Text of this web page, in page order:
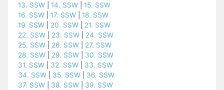
13. SSW |14. SSW |15. SSW
16. SSW |17. SSW |18. SSW
19. SSW
20. SSW
21. SSW
22. SSW
23. SSW
24. SSW
25. SSW
26. SSW
27. SSW
28. SSW
29. SSW
30. SSW
31. SSW
32. SSW
33. SSW
34. SSW
35. SSW
36. SSW
37. SSW
38. SSW
39. SSW